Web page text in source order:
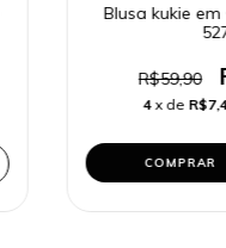
Blusa kukie
R$59,90
4 x de
COMPRAR